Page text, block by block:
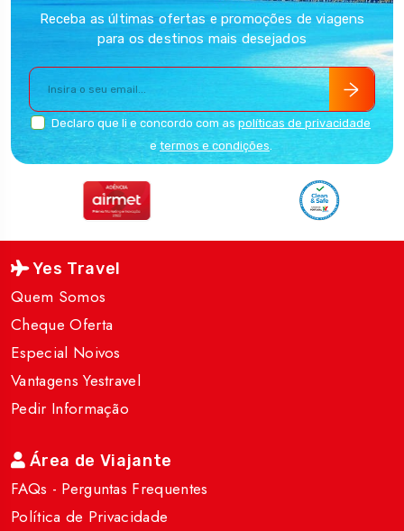
Receba as últimas ofertas e promoções de viagens
para os destinos mais desejados
Declaro que li e concordo com as políticas de privacidade
e termos e condições.
Yes Travel
Quem Somos
Cheque Oferta
Especial Noivos
Vantagens Yestravel
Pedir Informação
Área de Viajante
FAQs - Perguntas Frequentes
Política de Privacidade